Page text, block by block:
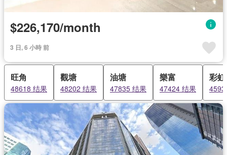
$226,170/month
3 日, 6 小時 前
旺角
48618 结果
觀塘
48202 结果
油塘
47835 结果
樂富
47424 结果
彩虹